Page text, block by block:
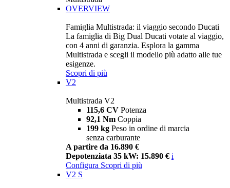
OVERVIEW
Famiglia Multistrada: il viaggio secondo Ducati
La famiglia di Big Dual Ducati votate al viaggio,
con 4 anni di garanzia. Esplora la gamma
Multistrada e scegli il modello più adatto alle tue
esigenze.
Scopri di più
V2
Multistrada V2
115,6 CV Potenza
92,1 Nm Coppia
199 kg Peso in ordine di marcia
senza carburante
A partire da 16.890 €
Depotenziata 35 kW: 15.890 € i
Configura Scopri di più
V2 S